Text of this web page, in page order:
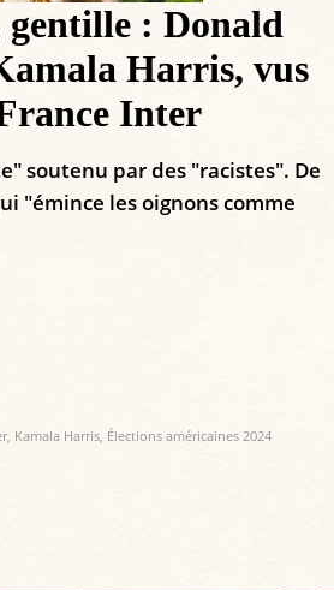
gentille : Donald
Harris, vus
Inter
soutenu par des "racistes". De
"émince les oignons comme
, Kamala Harris Élections américaines 2024